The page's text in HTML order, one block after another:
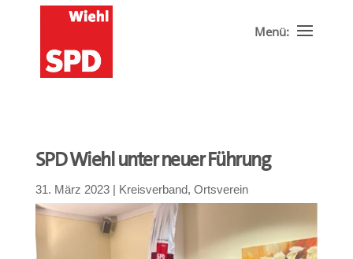
SPD Wiehl unter neuer Führung
31. März 2023| Kreisverband, Ortsverein